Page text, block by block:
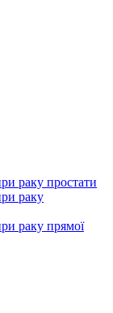
раку простати
раку
раку прямої